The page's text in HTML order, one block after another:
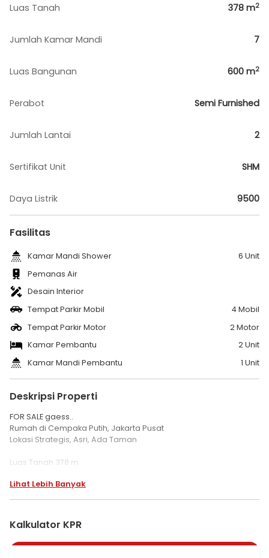
Luas Tanah 378 m2
Jumlah Kamar Mandi 7
Luas Bangunan 600 m2
Perabot Semi Furnished
Jumlah Lantai 2
Sertifikat Unit SHM
Daya Listrik 9500
Fasilitas
Kamar Mandi Shower
6 Unit
Pemanas Air
Desain Interior
Tempat Parkir Mobil
4 Mobil
Tempat Parkir Motor
2 Motor
Kamar Pembantu
2 Unit
Kamar Mandi Pembantu
1 Unit
Deskripsi Properti
FOR SALE gaess..
Rumah di Cempaka Putih, Jakarta Pusat
Lokasi Strategis, Asri, Ada Taman
Luas Tanah 378 m
Lantai 2
KT Pembantu 2
KM Pembantu 1
Garasi
Lihat Lebih Banyak
Kalkulator KPR